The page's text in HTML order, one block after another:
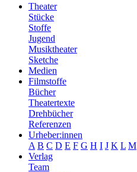
Theater
Stücke
Stoffe
Jugend
Musiktheater
Sketche
Medien
Filmstoffe
Bücher
Theatertexte
Drehbücher
Referenzen
Urheber:innen
A B C D E F G H I J K L M
Verlag
Team